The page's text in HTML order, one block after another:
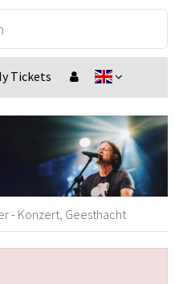
Tickets
- Konzert, Geesthacht